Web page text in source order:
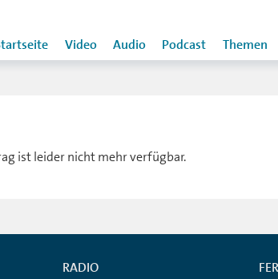
Video Audio Podcast Themen
ist leider nicht mehr verfügbar.
RADIO